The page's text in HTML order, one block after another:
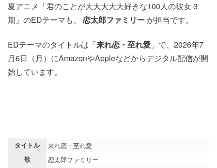
夏アニメ「君のことが大大大大大好きな100人の彼女 3
期」のEDテーマも、 恋太郎ファミリー が担当です。
EDテーマのタイトルは「来れ恋・至れ愛 」で、2026年7
月6日（月）にAmazonやAppleなどからデジタル配信が開
始しています。
タイトル 来れ恋・至れ愛
歌 恋太郎ファミリー